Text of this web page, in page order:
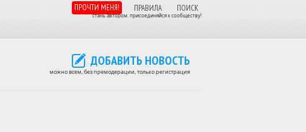
ПРОЧТИ МЕНЯ! ПРАВИЛА ПОИСК
стань автором. присоединяйся к сообществу!
ДОБАВИТЬ НОВОСТЬ
можно всем, без премодерации, только регистрация